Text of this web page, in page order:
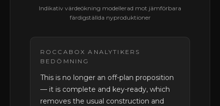
Indikativ värdeökning modellerad mot jämförbara
färdigställda nyproduktioner
ROCCABOX ANALYTIKERS
BEDÖMNING
This is no longer an off-plan proposition
— it is complete and key-ready, which
removes the usual construction and